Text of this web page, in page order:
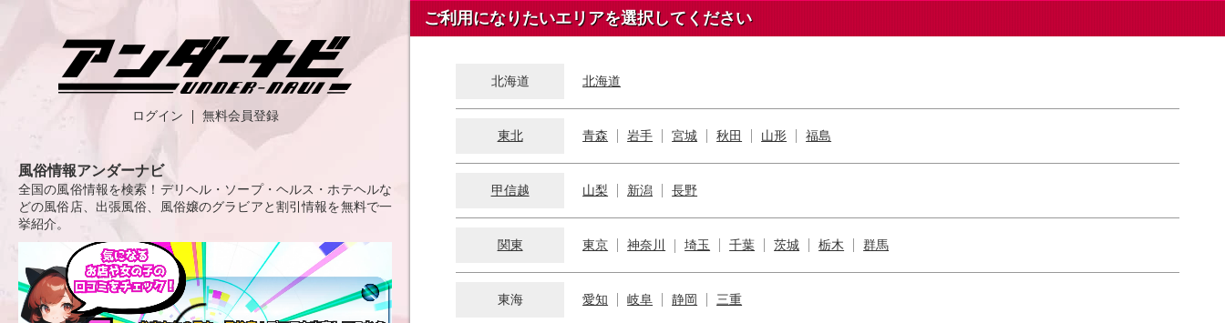
ログイン 無料会員登録
風俗情報アンダーナビ
全国の風俗情報を検索！デリヘル・ソープ・ヘルス・ホテヘルな
どの風俗店、出張風俗、風俗嬢のグラビアと割引情報を無料で一
挙紹介。
ご利用になりたいエリアを選択してください
北海道 北海道
東北 青森 岩手 宮城 秋田 山形 福島
甲信越 山梨 新潟 長野
関東 東京 神奈川 埼玉 千葉 茨城 栃木 群馬
東海 愛知 岐阜 静岡 三重